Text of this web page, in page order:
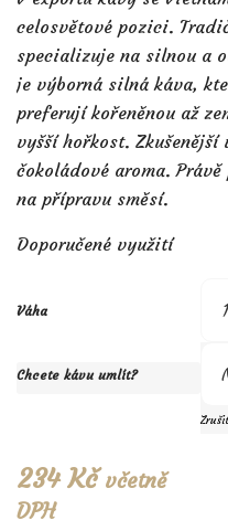
celosvětové pozici.
specializuje na silnou a
je výborná silná káva,
preferují kořeněnou až
vyšší hořkost. Zkušenější
čokoládové aroma.
na přípravu směsí.
Doporučené využití
Váha
Chcete kávu umlít?
234Kč včetně
DPH